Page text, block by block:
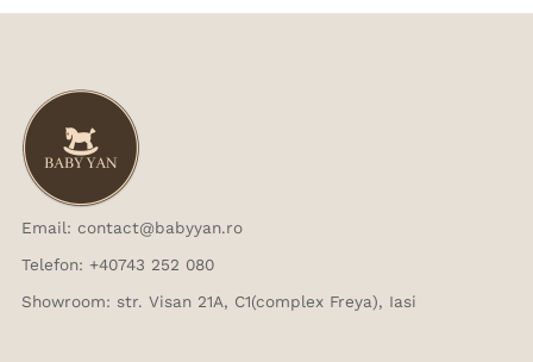
Email: contact@babyyan.ro
Telefon: +40743 252 080
Showroom: str. Visan 21A, C1(complex Freya), Iasi